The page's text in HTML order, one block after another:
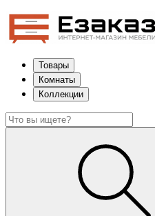
Товары
Комнаты
Коллекции